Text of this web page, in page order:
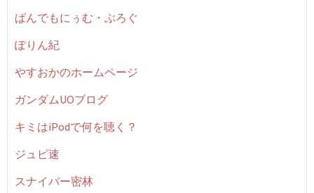
ぱんでもにぅむ・ぶろぐ
ぽりん紀
やすおかのホームページ
ガンダムUOブログ
キミはiPodで何を聴く？
ジュピ速
スナイパー密林